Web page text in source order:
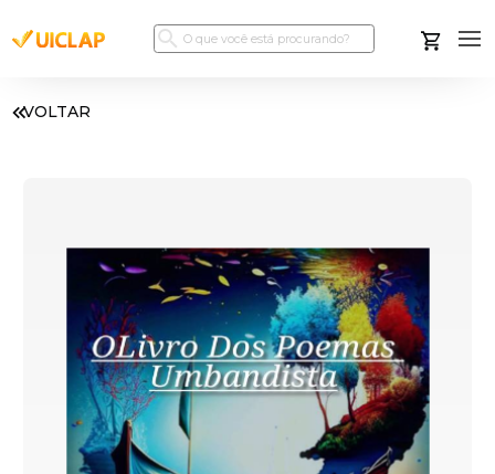
VOLTAR